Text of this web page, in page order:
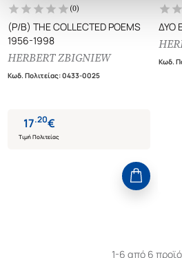
(0)
(P/B) THE COLLECTED POEMS
1956-1998
HERBERT ZBIGNIEW
Κωδ. Πολιτείας:0433-0025
17.20€
Τιμή Πολιτείας
ΔΥΟ
Κωδ.
1-6 από 6